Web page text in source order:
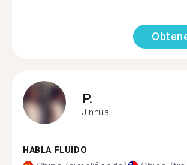
P.
Jinhua
HABLA FLUIDO